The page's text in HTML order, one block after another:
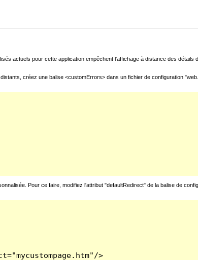
actuels pour cette application empêchent l'affichage à distance des
créez une balise <customErrors> dans un fichier de configuration
Pour ce faire, modifiez l'attribut "defaultRedirect" de la balise de
>